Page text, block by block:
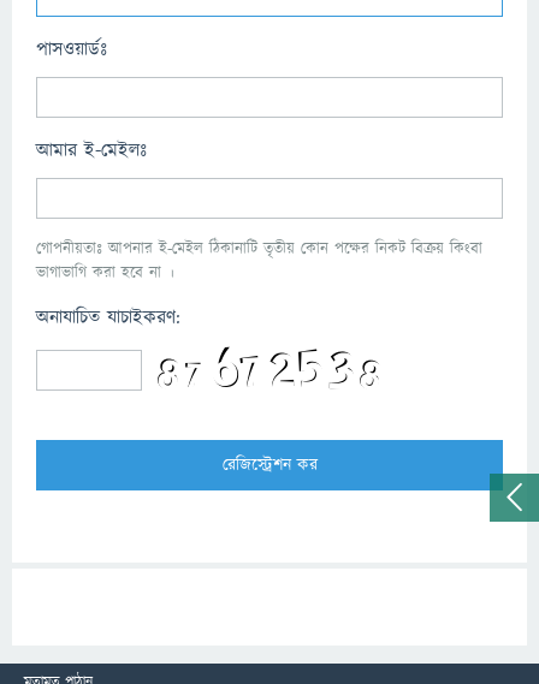
পাসওয়ার্ডঃ
আমার ই-মেইলঃ
গোপনীয়তাঃ আপনার ই-মেইল ঠিকানাটি তৃতীয় কোন পক্ষের নিকট বিক্রয় কিংবা
ভাগাভাগি করা হবে না ।
অনাযাচিত যাচাইকরণ: